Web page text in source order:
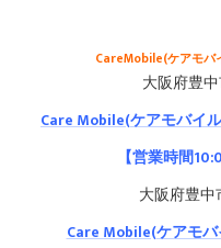
CareMobile(ケアモバ
大阪府豊
Care Mobile(ケアモバイ
【営業時間
大阪府豊
Care Mobile(ケアモバ